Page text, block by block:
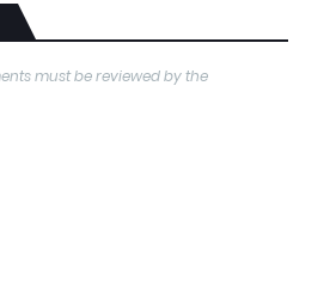
must be reviewed by the